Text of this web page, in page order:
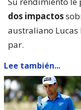
dos impactos
australiano Lucas
par.
Lee también...